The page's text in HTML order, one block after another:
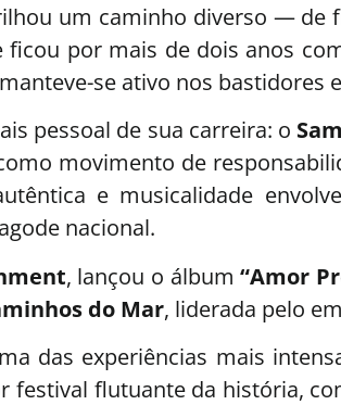
um caminho diverso — de
ficou por mais de dois anos
se ativo nos bastidores
pessoal de sua carreira: o
movimento de
e musicalidade
nacional.
, lançou o álbum“Amor
do Mar, liderada pelo
das experiências mais
festival flutuante da história,